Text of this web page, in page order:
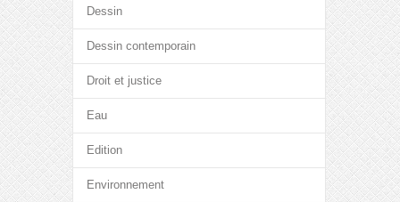
Dessin
Dessin contemporain
Droit et justice
Eau
Edition
Environnement